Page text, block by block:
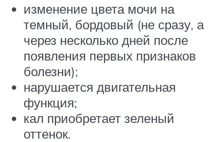
изменение цвета мочи на
темный, бордовый (не сразу, а
через несколько дней после
появления первых признаков
болезни);
нарушается двигательная
функция;
кал приобретает зеленый
оттенок.